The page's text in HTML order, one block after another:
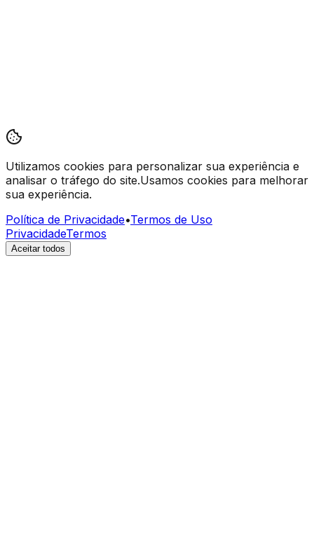
Utilizamos cookies para personalizar sua experiência e
analisar o tráfego do site.Usamos cookies para melhorar
sua experiência.
Política de Privacidade•Termos de Uso
PrivacidadeTermos
Aceitar todos